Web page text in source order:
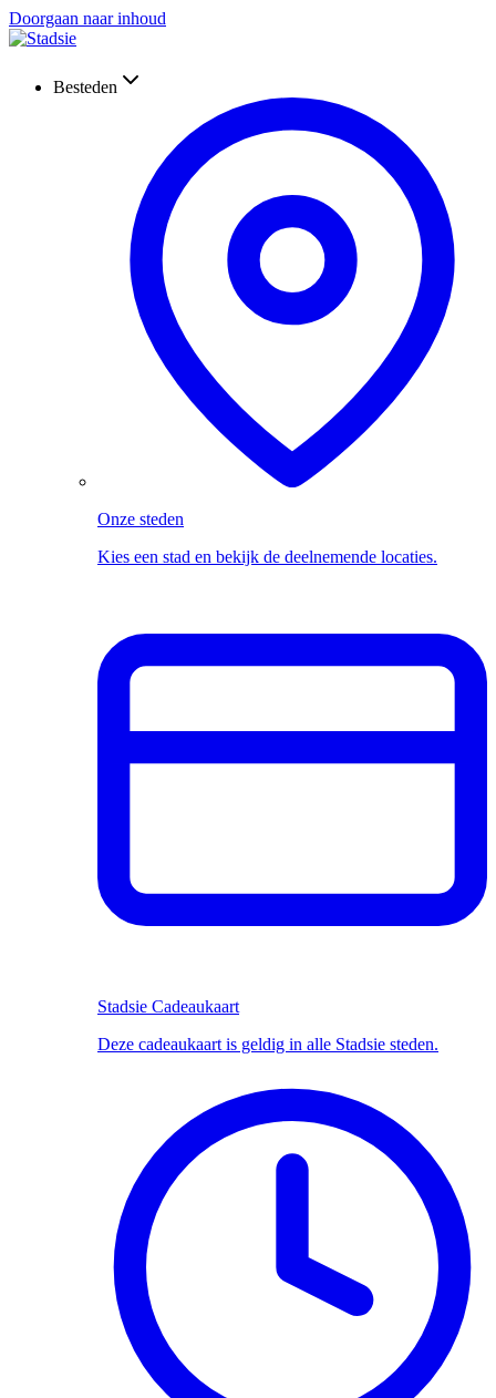
Doorgaan naar inhoud
Besteden
Onze steden
Kies een stad en bekijk de deelnemende locaties.
Stadsie Cadeaukaart
Deze cadeaukaart is geldig in alle Stadsie steden.